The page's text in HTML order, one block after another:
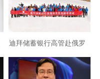
迪拜储蓄银行高管赴俄罗
斯商务考察